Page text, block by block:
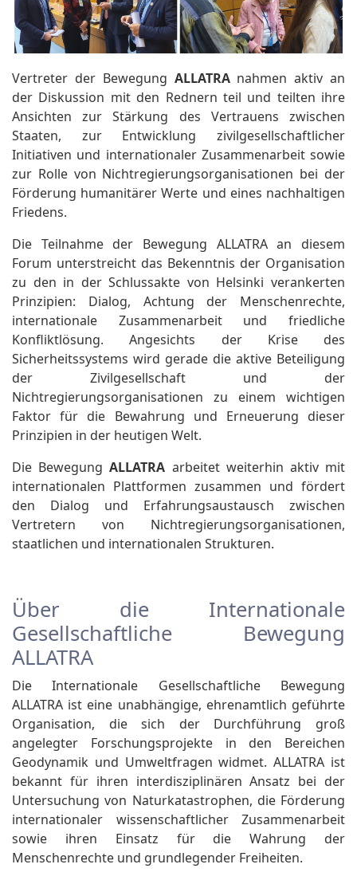
Vertreter der Bewegung ALLATRAnahmen aktiv an
der Diskussion mit den Rednern teil und teilten ihre
Ansichten zur Stärkung des Vertrauens zwischen
Staaten, zur Entwicklung zivilgesellschaftlicher
Initiativen und internationaler Zusammenarbeit sowie
zur Rolle von Nichtregierungsorganisationen bei der
Förderung humanitärer Werte und eines nachhaltigen
Friedens.
Die Teilnahme der Bewegung ALLATRA an diesem
Forum unterstreicht das Bekenntnis der Organisation
zu den in der Schlussakte von Helsinki verankerten
Prinzipien: Dialog, Achtung der Menschenrechte,
internationale Zusammenarbeit und friedliche
Konfliktlösung. Angesichts der Krise des
Sicherheitssystems wird gerade die aktive Beteiligung
der Zivilgesellschaft und der
Nichtregierungsorganisationen zu einem wichtigen
Faktor für die Bewahrung und Erneuerung dieser
Prinzipien in der heutigen Welt.
Die BewegungALLATRA arbeitet weiterhin aktiv mit
internationalen Plattformen zusammen und fördert
den Dialog und Erfahrungsaustausch zwischen
Vertretern von Nichtregierungsorganisationen,
staatlichen und internationalen Strukturen.
Über die Internationale
Gesellschaftliche Bewegung
ALLATRA
Die Internationale Gesellschaftliche Bewegung
ALLATRA ist eine unabhängige, ehrenamtlich geführte
Organisation, die sich der Durchführung groß
angelegter Forschungsprojekte in den Bereichen
Geodynamik und Umweltfragen widmet. ALLATRA ist
bekannt für ihren interdisziplinären Ansatz bei der
Untersuchung von Naturkatastrophen, die Förderung
internationaler wissenschaftlicher Zusammenarbeit
sowie ihren Einsatz für die Wahrung der
Menschenrechte und grundlegender Freiheiten.